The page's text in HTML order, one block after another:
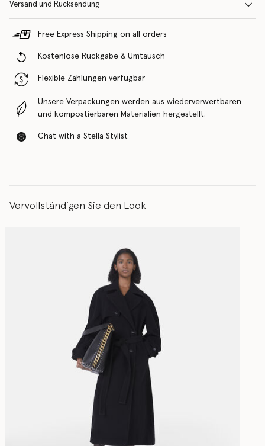
Versand und Rücksendung
Free Express Shipping on all orders
Kostenlose Rückgabe & Umtausch
Flexible Zahlungen verfügbar
Unsere Verpackungen werden aus wiederverwertbaren
und kompostierbaren Materialien hergestellt.
Chat with a Stella Stylist
Vervollständigen Sie den Look